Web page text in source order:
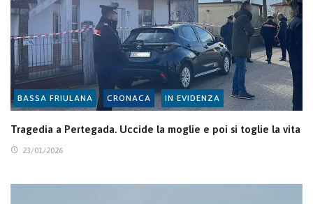
BASSA FRIULANA CRONACA IN EVIDENZA
Tragedia a Pertegada. Uccide la moglie e poi si toglie la vita
23/01/2026